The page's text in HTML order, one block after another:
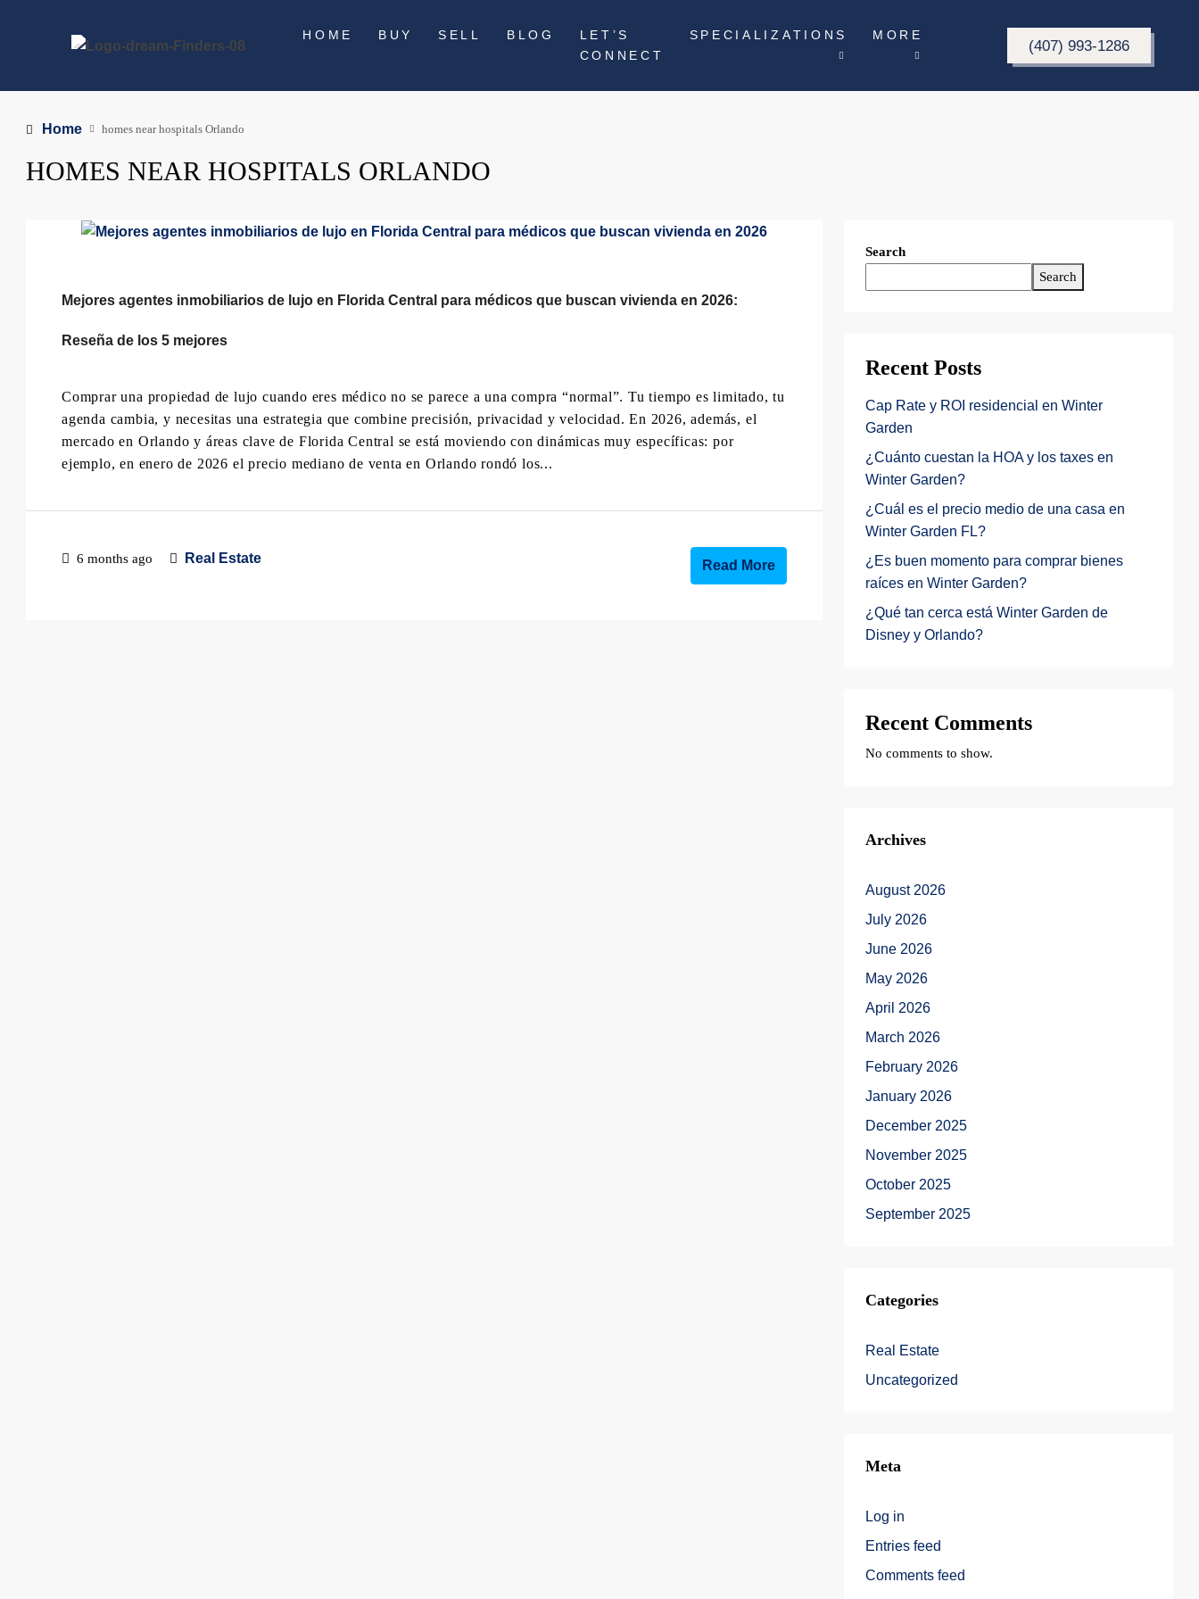
HOME BUY SELL BLOG
LET’S
CONNECT
SPECIALIZATIONS MORE
(407) 993-1286
Home homes near hospitals Orlando
HOMES NEAR HOSPITALS ORLANDO
Mejores agentes inmobiliarios de lujo en Florida Central para médicos que buscan vivienda en 2026:
Reseña de los 5 mejores
Comprar una propiedad de lujo cuando eres médico no se parece a una compra “normal”. Tu tiempo es limitado, tu
agenda cambia, y necesitas una estrategia que combine precisión, privacidad y velocidad. En 2026, además, el
mercado en Orlando y áreas clave de Florida Central se está moviendo con dinámicas muy específicas: por
ejemplo, en enero de 2026 el precio mediano de venta en Orlando rondó los...
6 months ago Real Estate Read More
Search
Search
Recent Posts
Cap Rate y ROI residencial en Winter
Garden
¿Cuánto cuestan la HOA y los taxes en
Winter Garden?
¿Cuál es el precio medio de una casa en
Winter Garden FL?
¿Es buen momento para comprar bienes
raíces en Winter Garden?
¿Qué tan cerca está Winter Garden de
Disney y Orlando?
Recent Comments
No comments to show.
Archives
August 2026
July 2026
June 2026
May 2026
April 2026
March 2026
February 2026
January 2026
December 2025
November 2025
October 2025
September 2025
Categories
Real Estate
Uncategorized
Meta
Log in
Entries feed
Comments feed